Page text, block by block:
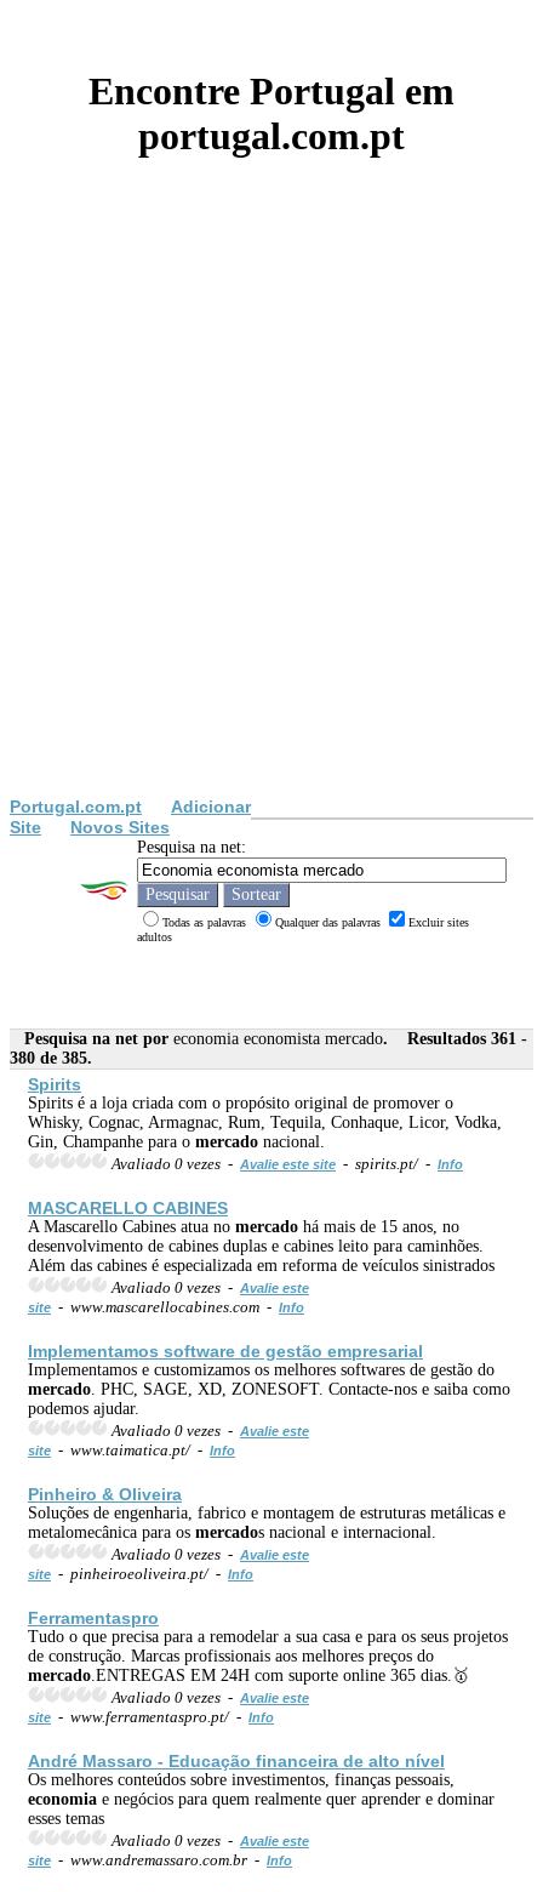
Encontre Portugal em
portugal.com.pt
Portugal.com.pt
Adicionar
Site
Novos Sites
Pesquisa na net:
Todas as palavras Qualquer das palavras
Excluir sites
adultos
Pesquisa na net por economia economista mercado. Resultados 361 -
380 de 385.
Spirits
Spirits é a loja criada com o propósito original de promover o
Whisky, Cognac, Armagnac, Rum, Tequila, Conhaque, Licor, Vodka,
Gin, Champanhe para o mercado nacional.
Avaliado 0 vezes - Avalie este site - spirits.pt/ - Info
MASCARELLO CABINES
A Mascarello Cabines atua no mercado há mais de 15 anos, no
desenvolvimento de cabines duplas e cabines leito para caminhões.
Além das cabines é especializada em reforma de veículos sinistrados
Avaliado 0 vezes - Avalie este
site - www.mascarellocabines.com - Info
Implementamos software de gestão empresarial
Implementamos e customizamos os melhores softwares de gestão do
mercado . PHC, SAGE, XD, ZONESOFT. Contacte-nos e saiba como
podemos ajudar.
Avaliado 0 vezes - Avalie este
site - www.taimatica.pt/ - Info
Pinheiro & Oliveira
Soluções de engenharia, fabrico e montagem de estruturas metálicas e
metalomecânica para os mercados nacional e internacional.
Avaliado 0 vezes - Avalie este
site - pinheiroeoliveira.pt/ - Info
Ferramentaspro
Tudo o que precisa para a remodelar a sua casa e para os seus projetos
de construção. Marcas profissionais aos melhores preços do
mercado .ENTREGAS EM 24H com suporte online 365 dias.🥇
Avaliado 0 vezes - Avalie este
site - www.ferramentaspro.pt/ - Info
André Massaro - Educação financeira de alto nível
Os melhores conteúdos sobre investimentos, finanças pessoais,
economia e negócios para quem realmente quer aprender e dominar
esses temas
Avaliado 0 vezes - Avalie este
site - www.andremassaro.com.br - Info